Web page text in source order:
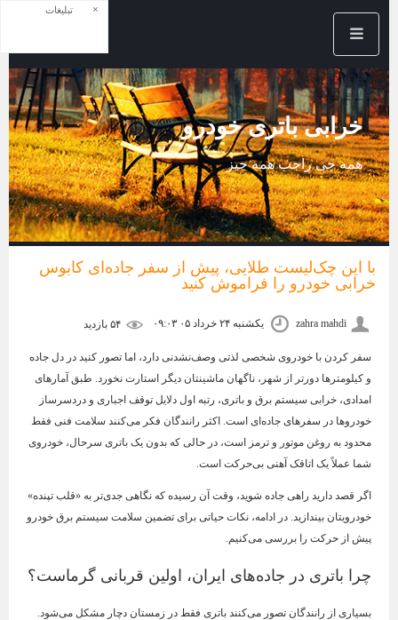
خرابی باتری خودرو
همه چی راجب همه چیز
با این چک‌لیست طلایی، پیش از سفر جاده‌ای کابوس
خرابی خودرو را فراموش کنید
zahra mahdi یکشنبه ۲۴ خرداد ۰۵ ۰۹:۰۳
سفر کردن با خودروی شخصی لذتی وصف‌نشدنی دارد، اما تصور کنید در دل جاده
و کیلومترها دورتر از شهر، ناگهان ماشینتان دیگر استارت نخورد. طبق آمارهای
امدادی، خرابی سیستم برق و باتری، رتبه اول دلایل توقف اجباری و دردسرساز
خودروها در سفرهای جاده‌ای است. اکثر رانندگان فکر می‌کنند سلامت فنی فقط
محدود به روغن موتور و ترمز است، در حالی که بدون یک باتری سرحال، خودروی
شما عملاً یک اتاقک آهنی بی‌حرکت است.
اگر قصد دارید راهی جاده شوید، وقت آن رسیده که نگاهی جدی‌تر به «قلب تپنده»
خودرویتان بیندازید. در ادامه، نکات حیاتی برای تضمین سلامت سیستم برق خودرو
پیش از حرکت را بررسی می‌کنیم.
چرا باتری در جاده‌های ایران، اولین قربانی گرماست؟
بسیاری از رانندگان تصور می‌کنند باتری فقط در زمستان دچار مشکل می‌شود.
تبلیغات ×